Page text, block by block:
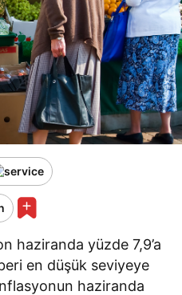
haziranda yüzde 7,9’a
en düşük seviyeye
haziranda